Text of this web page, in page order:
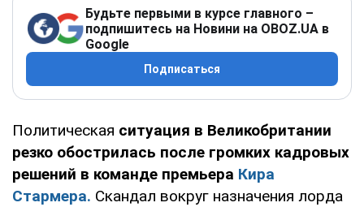
Будьте первыми в курсе главного –
подпишитесь на Новини на OBOZ.UA в
Google
Подписаться
Политическая ситуация в Великобритании
резко обострилась после громких кадровых
решений в команде премьера Кира
Стармера. Скандал вокруг назначения лорда